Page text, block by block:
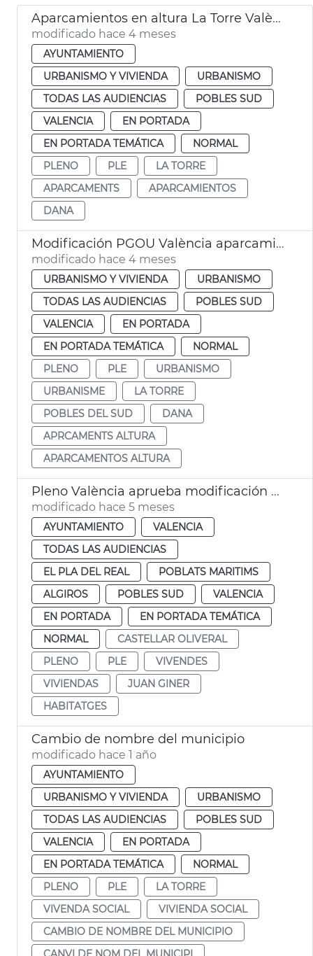
Aparcamientos en altura La Torre València
modificado hace 4 meses
AYUNTAMIENTO
URBANISMO Y VIVIENDA
URBANISMO
TODAS LAS AUDIENCIAS
POBLES SUD
VALENCIA
EN PORTADA
EN PORTADA TEMÁTICA
NORMAL
PLENO
PLE
LA TORRE
APARCAMENTS
APARCAMIENTOS
DANA
Modificación PGOU València aparcamientos altura la Torre
modificado hace 4 meses
URBANISMO Y VIVIENDA
URBANISMO
TODAS LAS AUDIENCIAS
POBLES SUD
VALENCIA
EN PORTADA
EN PORTADA TEMÁTICA
NORMAL
PLENO
PLE
URBANISMO
URBANISME
LA TORRE
POBLES DEL SUD
DANA
APRCAMENTS ALTURA
APARCAMENTOS ALTURA
Pleno València aprueba modificación PGOU cambio uso parcelas Telefónica
modificado hace 5 meses
AYUNTAMIENTO
VALENCIA
TODAS LAS AUDIENCIAS
EL PLA DEL REAL
POBLATS MARITIMS
ALGIROS
POBLES SUD
VALENCIA
EN PORTADA
EN PORTADA TEMÁTICA
NORMAL
CASTELLAR OLIVERAL
PLENO
PLE
VIVENDES
VIVIENDAS
JUAN GINER
HABITATGES
Cambio de nombre del municipio
modificado hace 1 año
AYUNTAMIENTO
URBANISMO Y VIVIENDA
URBANISMO
TODAS LAS AUDIENCIAS
POBLES SUD
VALENCIA
EN PORTADA
EN PORTADA TEMÁTICA
NORMAL
PLENO
PLE
LA TORRE
VIVENDA SOCIAL
VIVIENDA SOCIAL
CAMBIO DE NOMBRE DEL MUNICIPIO